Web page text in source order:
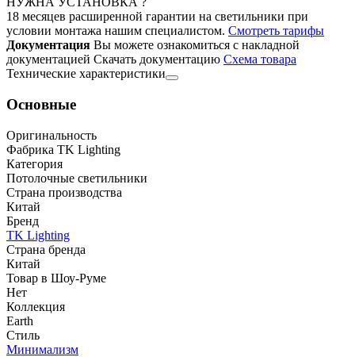
18 месяцев расширенной гарантии на светильники при
условии монтажа нашим специалистом. Смотреть тарифы
Документация Вы можете ознакомиться с накладной
документацией Скачать документацию Cхема товара
Технические характеристики
Основные
Оригинальность
Фабрика TK Lighting
Категория
Потолочные светильники
Страна производства
Китай
Бренд
TK Lighting
Страна бренда
Китай
Товар в Шоу-Руме
Нет
Коллекция
Earth
Стиль
Минимализм